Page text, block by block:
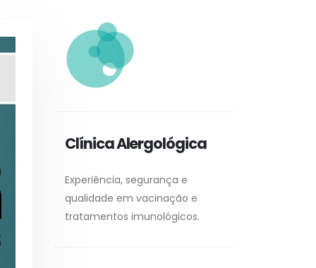
Clínica Alergológica
Experiência, segurança e
qualidade em vacinação e
tratamentos imunológicos.